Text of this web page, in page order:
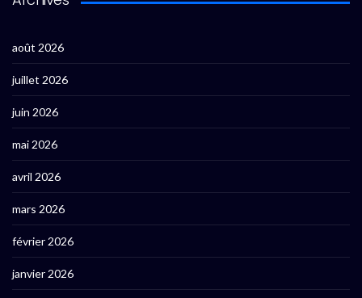
août 2026
juillet 2026
juin 2026
mai 2026
avril 2026
mars 2026
février 2026
janvier 2026